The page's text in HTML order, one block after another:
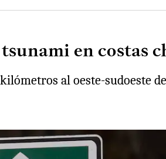
en costas
al oeste-sudoeste